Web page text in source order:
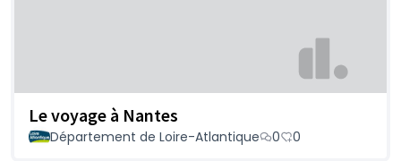
Le voyage à Nantes
Département de Loire-Atlantique 0 0